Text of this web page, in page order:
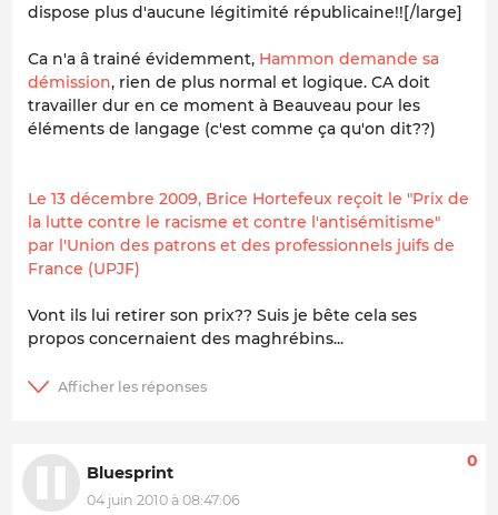
dispose plus d'aucune légitimité républicaine!![/large]
Ca n'a â trainé évidemment, Hammon demande sa
démission, rien de plus normal et logique. CA doit
travailler dur en ce moment à Beauveau pour les
éléments de langage (c'est comme ça qu'on dit??)
Le 13 décembre 2009, Brice Hortefeux reçoit le "Prix de
la lutte contre le racisme et contre l'antisémitisme"
par l'Union des patrons et des professionnels juifs de
France (UPJF)
Vont ils lui retirer son prix?? Suis je bête cela ses
propos concernaient des maghrébins...
Bluesprint
04 juin 2010 à 08:47:06
0